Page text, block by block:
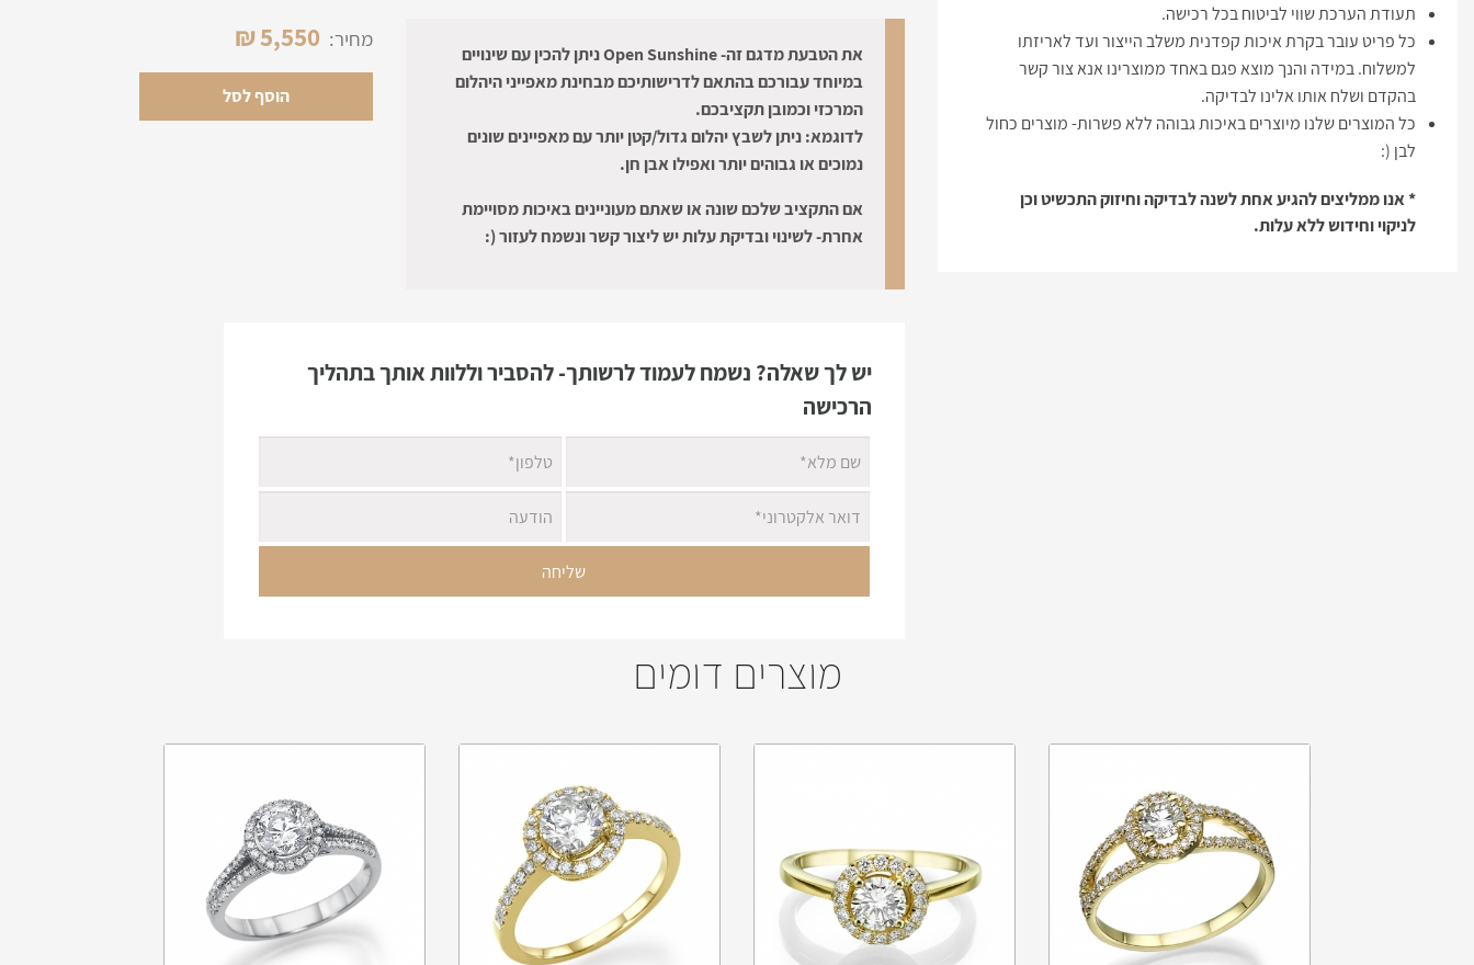
תעודת הערכת שווי לביטוח בכל רכישה.
כל פריט עובר בקרת איכות קפדנית משלב הייצור ועד לאריזתו
למשלוח. במידה והנך מוצא פגם באחד ממוצרינו אנא צור קשר
בהקדם ושלח אותו אלינו לבדיקה.
כל המוצרים שלנו מיוצרים באיכות גבוהה ללא פשרות- מוצרים כחול
לבן (:
* אנו ממליצים להגיע אחת לשנה לבדיקה וחיזוק התכשיט וכן
לניקוי וחידוש ללא עלות.
GIA
11,200 ₪
0.63CT
GIA
12,230 ₪
0.71CT
0.99CT
את הטבעת מדגם זה- Open Sunshine ניתן להכין עם שינויים
במיוחד עבורכם בהתאם לדרישותיכם מבחינת מאפייני היהלום
המרכזי וכמובן תקציבכם.
לדוגמא: ניתן לשבץ יהלום גדול/קטן יותר עם מאפיינים שונים
נמוכים או גבוהים יותר ואפילו אבן חן.
אם התקציב שלכם שונה או שאתם מעוניינים באיכות מסויימת
אחרת- לשינוי ובדיקת עלות יש ליצור קשר ונשמח לעזור (:
מחיר: 5,550
₪
הוסף לסל
יש לך שאלה? נשמח לעמוד לרשותך- להסביר וללוות אותך בתהליך
הרכישה
מוצרים דומים